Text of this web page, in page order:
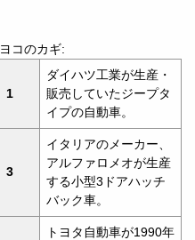
ヨコのカギ:
1
ダイハツ工業が生産・
販売していたジープタ
イプの自動車。
3
イタリアのメーカー、
アルファロメオが生産
する小型3ドアハッチ
バック車。
トヨタ自動車が1990年